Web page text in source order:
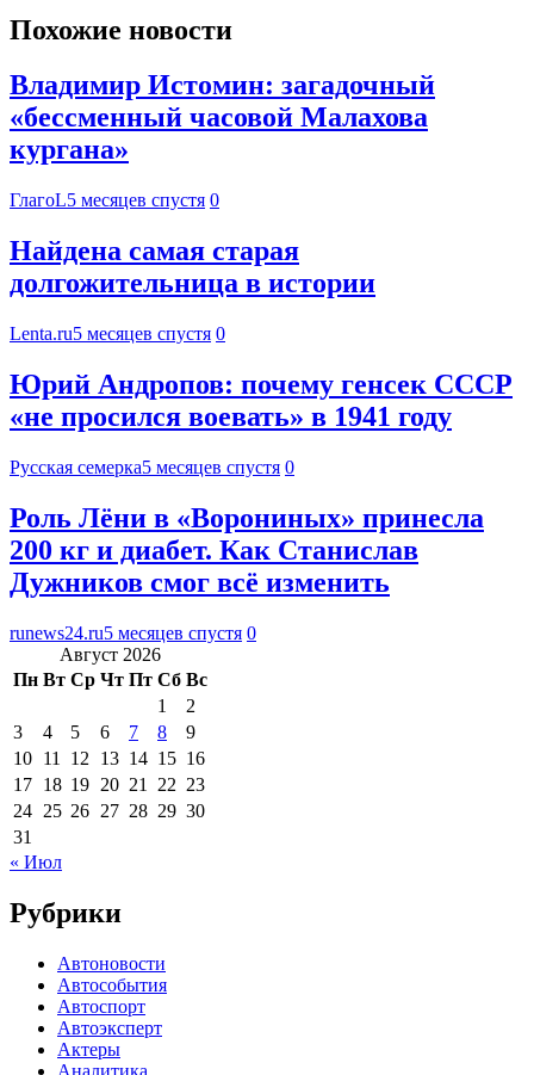
Похожие новости
Владимир Истомин: загадочный
«бессменный часовой Малахова
кургана»
ГлагоL5 месяцев спустя 0
Найдена самая старая
долгожительница в истории
Lenta.ru5 месяцев спустя 0
Юрий Андропов: почему генсек СССР
«не просился воевать» в 1941 году
Русская семерка5 месяцев спустя 0
Роль Лёни в «Ворониных» принесла
200 кг и диабет. Как Станислав
Дужников смог всё изменить
runews24.ru5 месяцев спустя 0
Август 2026
Пн Вт Ср Чт Пт Сб Вс
1
2
3
4 5 6 7 8
9
10 11 12 13 14 15 16
17 18 19 20 21 22 23
24 25 26 27 28 29 30
31
« Июл
Рубрики
Автоновости
Автособытия
Автоспорт
Автоэксперт
Актеры
Аналитика